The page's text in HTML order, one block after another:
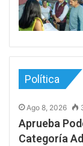
Política
Ago 8, 2026
Aprueba
Categoría